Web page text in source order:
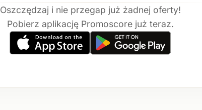
Oszczędzaj i nie przegap już żadnej oferty!
Pobierz aplikację Promoscore już teraz.